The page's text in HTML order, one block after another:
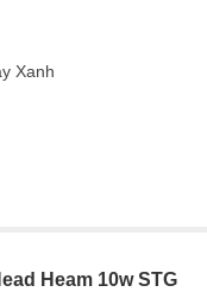
Xanh
Heam 10w STG